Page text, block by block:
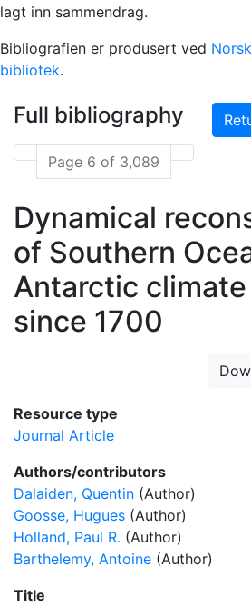
lagt inn sammendrag.
Bibliografien er produsert ved
bibliotek.
Full bibliography
Page 6 of 3,089
Dynamical
of Southern
Antarctic
since 1700
Resource type
Journal Article
Authors/contributors
Dalaiden, Quentin (Author)
Goosse, Hugues (Author)
Holland, Paul R. (Author)
Barthelemy, Antoine (Author)
Title